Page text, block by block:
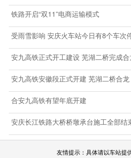
铁路开启“双11”电商运输模式
受雨雪影响 安庆火车站今日有8个车次
安九高铁正式开工建设 芜湖二桥完成
安九高铁安徽段正式开建 芜湖二桥合龙
合安九高铁有望年底开建
安庆长江铁路大桥桥墩承台施工全部结
友情提示：具体请以车站提